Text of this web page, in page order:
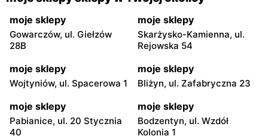
moje sklepy
Gowarczów, ul. Giełzów
28B
moje sklepy
Skarżysko-Kamienna, ul.
Rejowska 54
moje sklepy
Wojtyniów, ul. Spacerowa 1
moje sklepy
Bliżyn, ul. Zafabryczna 23
moje sklepy
Pabianice, ul. 20 Stycznia
40
moje sklepy
Bodzentyn, ul. Wzdół
Kolonia 1